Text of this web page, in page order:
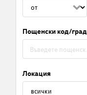
Пощенски код/град
Локация